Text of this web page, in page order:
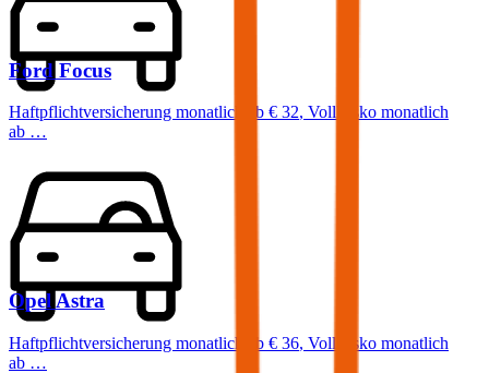
Ford Focus
Haftpflichtversicherung monatlich ab € 32, Vollkasko monatlich
ab …
Opel Astra
Haftpflichtversicherung monatlich ab € 36, Vollkasko monatlich
ab …